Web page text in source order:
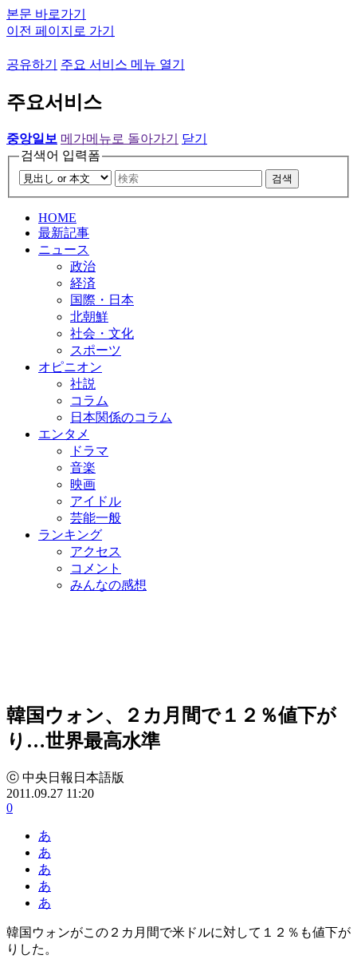
본문 바로가기
이전 페이지로 가기
공유하기 주요 서비스 메뉴 열기
주요서비스
중앙일보 메가메뉴로 돌아가기
닫기
검색어 입력폼
검색
HOME
最新記事
ニュース
政治
経済
国際・日本
北朝鮮
社会・文化
スポーツ
オピニオン
社説
コラム
日本関係のコラム
エンタメ
ドラマ
音楽
映画
アイドル
芸能一般
ランキング
アクセス
コメント
みんなの感想
韓国ウォン、２カ月間で１２％値下が
り…世界最高水準
ⓒ 中央日報日本語版
2011.09.27 11:20
0
あ
あ
あ
あ
あ
韓国ウォンがこの２カ月間で米ドルに対して１２％も値下が
りした。